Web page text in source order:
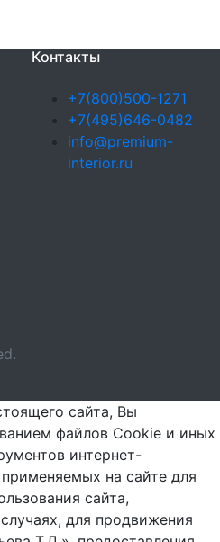
Контакты
+7(800)500-1271
+7(495)646-0482
info@premium-
interior.ru
сайта, Вы
файлов Cookie и иных
интернет-
на сайте для
сайта,
для продвижения